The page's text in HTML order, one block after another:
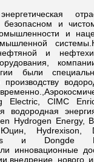
безопасном и
и
и
были
Electric, CIMC
водородная
Hydrogen Energy,
Юцин, Hydrexison,
и Dongde
инновационные
нового